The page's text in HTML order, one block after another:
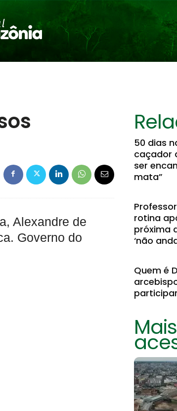
Alexandre de
Governo do
50 dias
caçador
ser
mata”
rotina
próxima
‘não
Quem é
Mais